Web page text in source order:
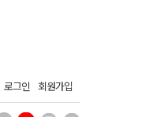
로그인 회원가입